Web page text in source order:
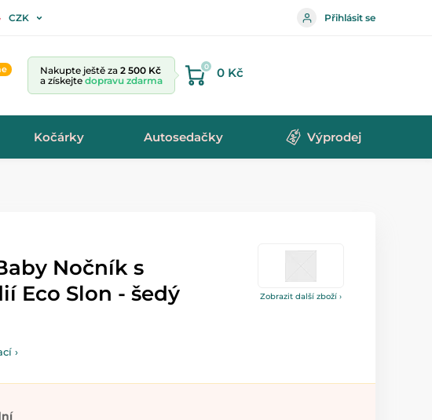
CZK Přihlásit se
Nakupte ještě za 2 500 Kč
a získejte dopravu zdarma
0 0 Kč
Kočárky Autosedačky Výprodej
Zobrazit další zboží ›
Nočník s
Eco Slon - šedý
›